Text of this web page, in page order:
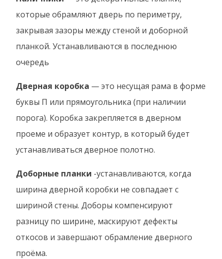
которые обрамляют дверь по периметру,
закрывая зазоры между стеной и доборной
планкой. Устанавливаются в последнюю
очередь
Дверная коробка — это несущая рама в форме
буквы П или прямоугольника (при наличии
порога). Коробка закрепляется в дверном
проеме и образует контур, в который будет
устанавливаться дверное полотно.
Доборные планки -устанавливаются, когда
ширина дверной коробки не совпадает с
шириной стены. Доборы компенсируют
разницу по ширине, маскируют дефекты
откосов и завершают обрамление дверного
проёма.